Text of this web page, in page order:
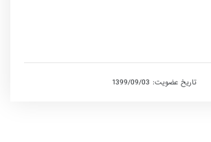
تاریخ عضویت: 1399/09/03